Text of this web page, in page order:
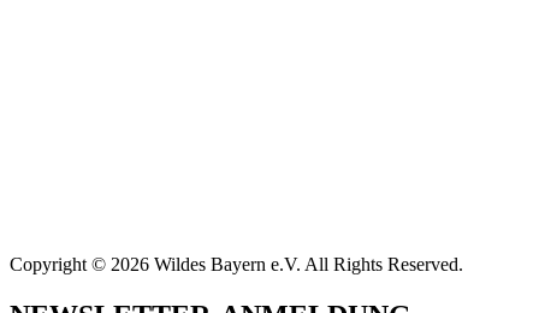
Copyright © 2026 Wildes Bayern e.V. All Rights Reserved.